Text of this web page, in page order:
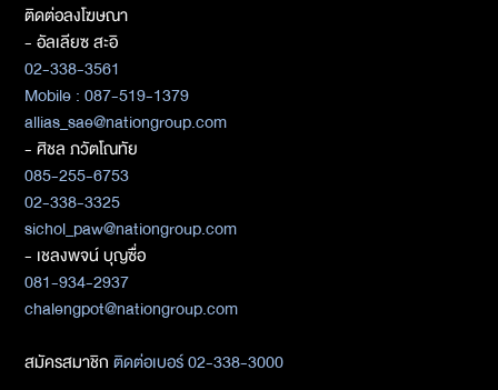
ติดต่อลงโฆษณา
- อัลเลียซ สะอิ
02-338-3561
Mobile : 087-519-1379
allias_sae@nationgroup.com
- ศิชล ภวัตโณทัย
085-255-6753
02-338-3325
sichol_paw@nationgroup.com
- เชลงพจน์ บุญซื่อ
081-934-2937
chalengpot@nationgroup.com
สมัครสมาชิกติดต่อเบอร์ 02-338-3000